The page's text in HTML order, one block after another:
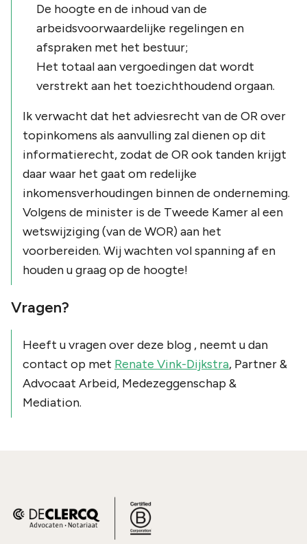
De hoogte en de inhoud van de
arbeidsvoorwaardelijke regelingen en
afspraken met het bestuur;
Het totaal aan vergoedingen dat wordt
verstrekt aan het toezichthoudend orgaan.
Ik verwacht dat het adviesrecht van de OR over
topinkomens als aanvulling zal dienen op dit
informatierecht, zodat de OR ook tanden krijgt
daar waar het gaat om redelijke
inkomensverhoudingen binnen de onderneming.
Volgens de minister is de Tweede Kamer al een
wetswijziging (van de WOR) aan het
voorbereiden. Wij wachten vol spanning af en
houden u graag op de hoogte!
Vragen?
Heeft u vragen over deze blog , neemt u dan
contact op met Renate Vink-Dijkstra, Partner &
Advocaat Arbeid, Medezeggenschap &
Mediation.